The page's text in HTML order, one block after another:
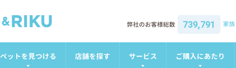
弊社のお客様総数 739,791 家族
ペットを見つける 店舗を探す サービス ご購入にあたり